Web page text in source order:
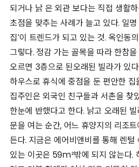
되거나 낡 은 외관 보다는 직접 생활
초점을 맞추는 사례가 늘고 있다. 일명
집’이 트렌드가 되고 있는 것. 옥인동
그렇다. 정감 가는 골목을 따라 한참
오르면 3층으로 된오래된 빌라가 있
하우스로 휴식에 중점을 둔 편안한 집
집주인은 외국인 친구들과 서촌을 찾
한눈에 반했다고 한다. 낡고 오래된
문을 여는 순간, 어느 휴양지의 리조
든다. 지금은 에어비앤비를 통해 렌털
있는 이곳은 59m²밖에 되지 않는다.